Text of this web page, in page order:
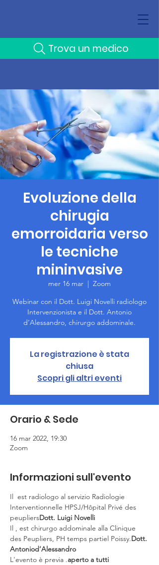
Trova un medico
Evoluzione della
chirugia
emorroidaria verso
le tecniche
mininvasive
mer 16 mar
  |
Zoom
Webinar con il Dott. Luigi Novelli radiologo
Intervenzionista e il Dott. Antonio
d’Alessandro, chirurgo addominale.
La registrazione è stata
chiusa
Scopri gli altri eventi
Orario & Sede
16 mar 2022, 19:30
Zoom
Informazioni sull'evento
Il est radiologo al servizio Radiologie
Interventionnelle HPSJ/Hôpital Privé des
peupliersDott. Luigi Novelli
Il , est chirurgo addominale alla Clinique
des Peupliers, PH temps partiel Poissy.Dott.
Antoniod’Alessandro
L'evento è previa .aperto a tutti